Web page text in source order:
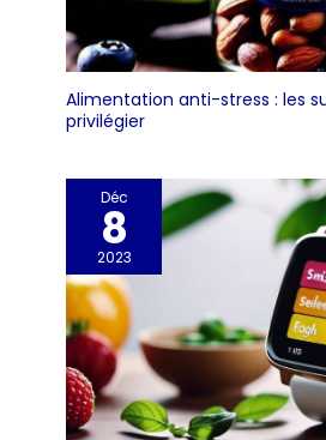
Alimentation anti-stress : les
privilégier
Déc
8
2023